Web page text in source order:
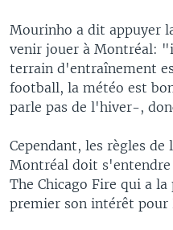
Mourinho a dit appuyer
venir jouer à Montréal:
terrain d'entraînement
football, la météo est
parle pas de l'hiver-,
Cependant, les règles
Montréal doit s'entendre
The Chicago Fire qui a
premier son intérêt pour